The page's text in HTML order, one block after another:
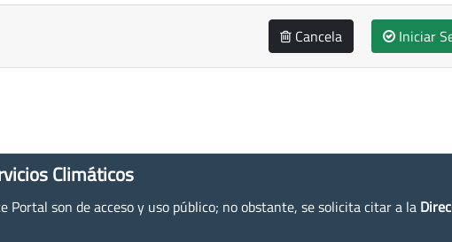
Cancela Iniciar
Climáticos
Portal son de acceso y uso público; no obstante, se solicita citar a la